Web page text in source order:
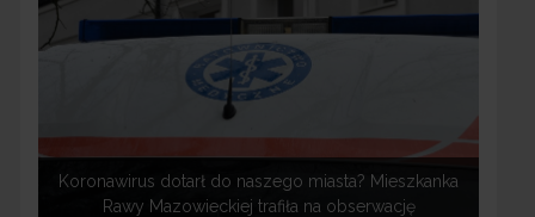
Koronawirus dotarł do naszego miasta? Mieszkanka
Rawy Mazowieckiej trafiła na obserwację